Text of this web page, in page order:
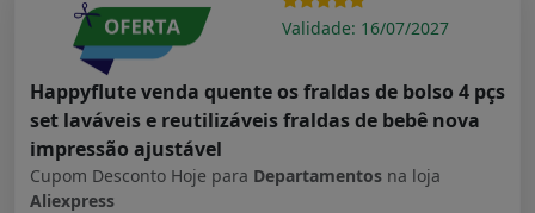
Validade: 16/07/2027
Happyflute venda quente os fraldas de bolso 4 pçs
set laváveis e reutilizáveis fraldas de bebê nova
impressão ajustável
Cupom Desconto Hoje para Departamentos na loja
Aliexpress